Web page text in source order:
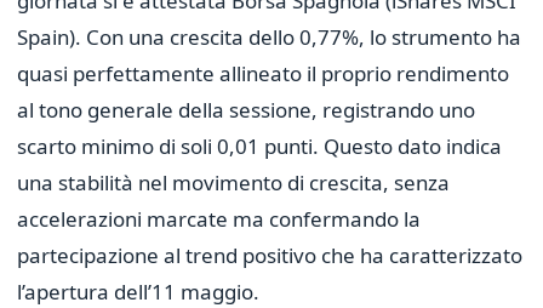
Spain). Con una crescita dello 0,77%, lo strumento ha
quasi perfettamente allineato il proprio rendimento
al tono generale della sessione, registrando uno
scarto minimo di soli 0,01 punti. Questo dato indica
una stabilità nel movimento di crescita, senza
accelerazioni marcate ma confermando la
partecipazione al trend positivo che ha caratterizzato
l’apertura dell’11 maggio.